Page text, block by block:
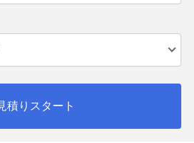
積りスタート